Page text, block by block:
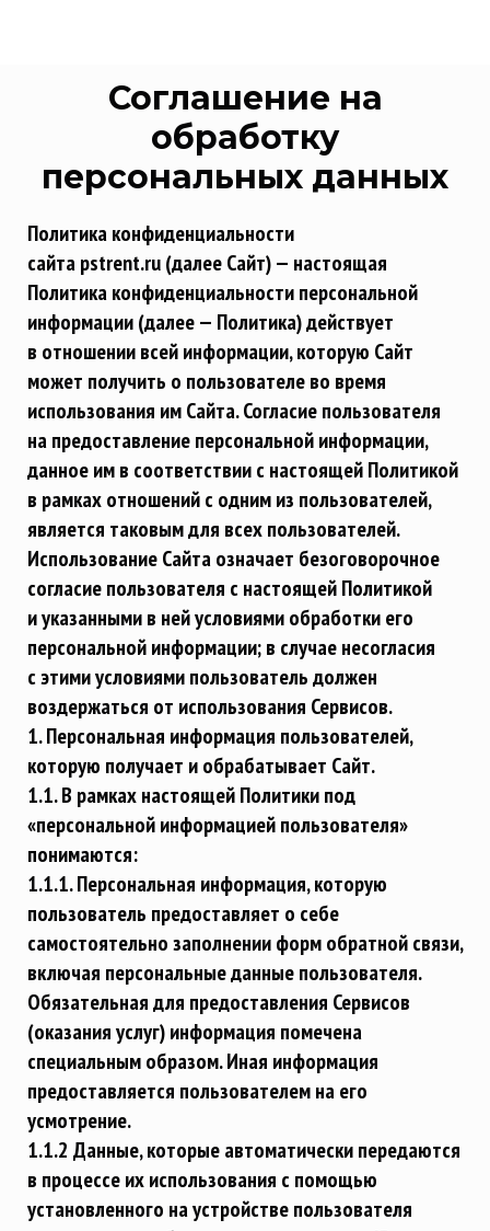
Соглашение на
обработку
персональных данных
Политика конфиденциальности
сайта pstrent.ru (далее Сайт) — настоящая
Политика конфиденциальности персональной
информации (далее — Политика) действует
в отношении всей информации, которую Сайт
может получить о пользователе во время
использования им Сайта. Согласие пользователя
на предоставление персональной информации,
данное им в соответствии с настоящей Политикой
в рамках отношений с одним из пользователей,
является таковым для всех пользователей.
Использование Сайта означает безоговорочное
согласие пользователя с настоящей Политикой
и указанными в ней условиями обработки его
персональной информации; в случае несогласия
с этими условиями пользователь должен
воздержаться от использования Сервисов.
1. Персональная информация пользователей,
которую получает и обрабатывает Сайт.
1.1. В рамках настоящей Политики под
«персональной информацией пользователя»
понимаются:
1.1.1. Персональная информация, которую
пользователь предоставляет о себе
самостоятельно заполнении форм обратной связи,
включая персональные данные пользователя.
Обязательная для предоставления Сервисов
(оказания услуг) информация помечена
специальным образом. Иная информация
предоставляется пользователем на его
усмотрение.
1.1.2 Данные, которые автоматически передаются
в процессе их использования с помощью
установленного на устройстве пользователя